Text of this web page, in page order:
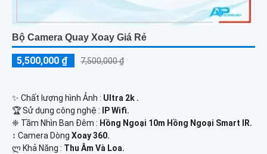
Bộ Camera Quay Xoay Giá Rẻ
5,500,000 ₫ 7,500,000 ₫
✨ Chất lượng hình Ảnh : Ultra 2k .
🏆 Sử dụng công nghệ :
IP Wifi.
❈ Tầm Nhìn Ban Đêm : Hồng Ngoại 10m Hồng Ngoại Smart IR.
↕️ Camera Dòng Xoay 360.
️ლ Khả Năng : Thu Âm Và Loa.